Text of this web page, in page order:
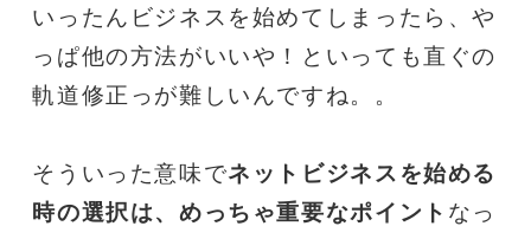
いったんビジネスを始めてしまったら、や
っぱ他の方法がいいや！といっても直ぐの
軌道修正っが難しいんですね。。
そういった意味でネットビジネスを始める
時の選択は、めっちゃ重要なポイント なっ